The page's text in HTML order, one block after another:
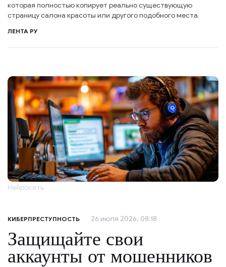
которая полностью копирует реально существующую
страницу салона красоты или другого подобного места.
ЛЕНТА РУ
Нейросеть
КИБЕРПРЕСТУПНОСТЬ 26 июля 2026, 08:18
Защищайте свои
аккаунты от мошенников